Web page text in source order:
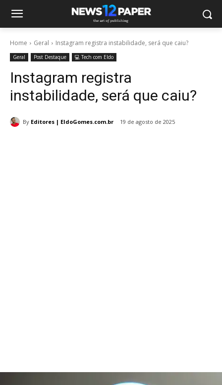
Home Geral Instagram registra instabilidade, será que caiu?
Geral Post Destaque 💻 Tech com Eldo
Instagram registra
instabilidade, será que caiu?
By Editores | EldoGomes.com.br 19 de agosto de 2025